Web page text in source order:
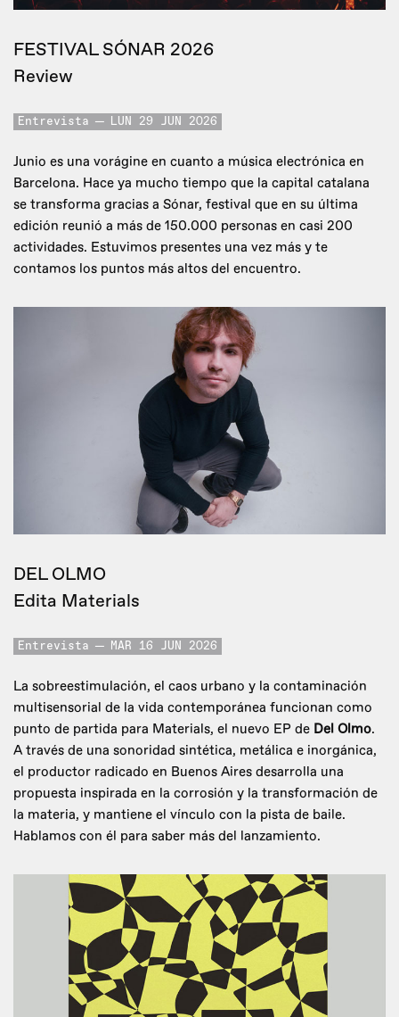
FESTIVAL SÓNAR 2026
Review
Entrevista LUN 29 JUN 2026
Junio es una vorágine en cuanto a música electrónica en
Barcelona. Hace ya mucho tiempo que la capital catalana
se transforma gracias a Sónar, festival que en su última
edición reunió a más de 150.000 personas en casi 200
actividades. Estuvimos presentes una vez más y te
contamos los puntos más altos del encuentro.
DEL OLMO
Edita Materials
Entrevista MAR 16 JUN 2026
La sobreestimulación, el caos urbano y la contaminación
multisensorial de la vida contemporánea funcionan como
punto de partida para Materials, el nuevo EP de Del Olmo.
A través de una sonoridad sintética, metálica e inorgánica,
el productor radicado en Buenos Aires desarrolla una
propuesta inspirada en la corrosión y la transformación de
la materia, y mantiene el vínculo con la pista de baile.
Hablamos con él para saber más del lanzamiento.